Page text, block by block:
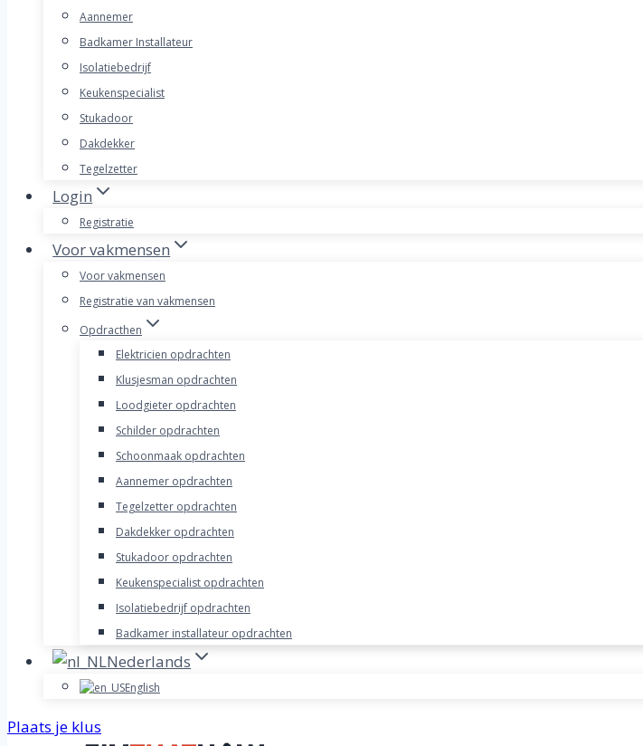
Aannemer
Badkamer Installateur
Isolatiebedrijf
Keukenspecialist
Stukadoor
Dakdekker
Tegelzetter
Login
Registratie
Voor vakmensen
Voor vakmensen
Registratie van vakmensen
Opdracthen
Elektricien opdrachten
Klusjesman opdrachten
Loodgieter opdrachten
Schilder opdrachten
Schoonmaak opdrachten
Aannemer opdrachten
Tegelzetter opdrachten
Dakdekker opdrachten
Stukadoor opdrachten
Keukenspecialist opdrachten
Isolatiebedrijf opdrachten
Badkamer installateur opdrachten
Nederlands
English
Plaats je klus